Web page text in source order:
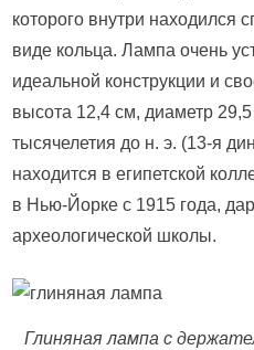
которого внутри находился
виде кольца. Лампа очень
идеальной конструкции и
высота 12,4 см, диаметр
тысячелетия до н. э. (13-я
находится в египетской
в Нью-Йорке с 1915 года,
археологической школы.
Глиняная лампа с